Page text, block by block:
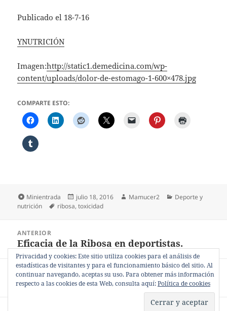
Publicado el 18-7-16
YNUTRICIÓN
Imagen:http://static1.demedicina.com/wp-
content/uploads/dolor-de-estomago-1-600×478.jpg
COMPARTE ESTO:
Formato
Minientrada
Publicado
el
julio 18, 2016 Autor
Mamucer2 Categorías
Deporte y
nutrición
Etiquetas
ribosa,toxicidad
entradas
ANTERIOR
Entrada
anterior:
Eficacia de la Ribosa en deportistas.
SIGUIENTE
Entrada
La Ribosa y sus interacciones.
Privacidad y cookies: Este sitio utiliza cookies para el análisis de
estadísticas de visitantes y para el funcionamiento básico del sitio. Al
continuar navegando, aceptas su uso. Para obtener más información
respecto a las cookies de esta Web, consulta aquí:Política de cookies